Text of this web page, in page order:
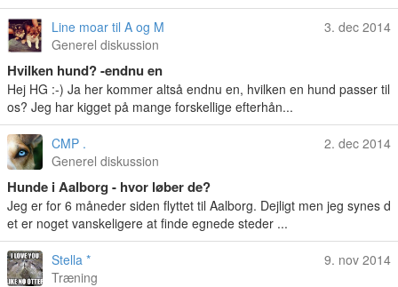
Line moar til A og M
Generel diskussion
3. dec 2014
Hvilken hund? -endnu en
Hej HG :-) Ja her kommer altså endnu en, hvilken en hund passer til
os? Jeg har kigget på mange forskellige efterhån...
CMP .
Generel diskussion
2. dec 2014
Hunde i Aalborg - hvor løber de?
Jeg er for 6 måneder siden flyttet til Aalborg. Dejligt men jeg synes d
et er noget vanskeligere at finde egnede steder ...
Stella *
Træning
9. nov 2014